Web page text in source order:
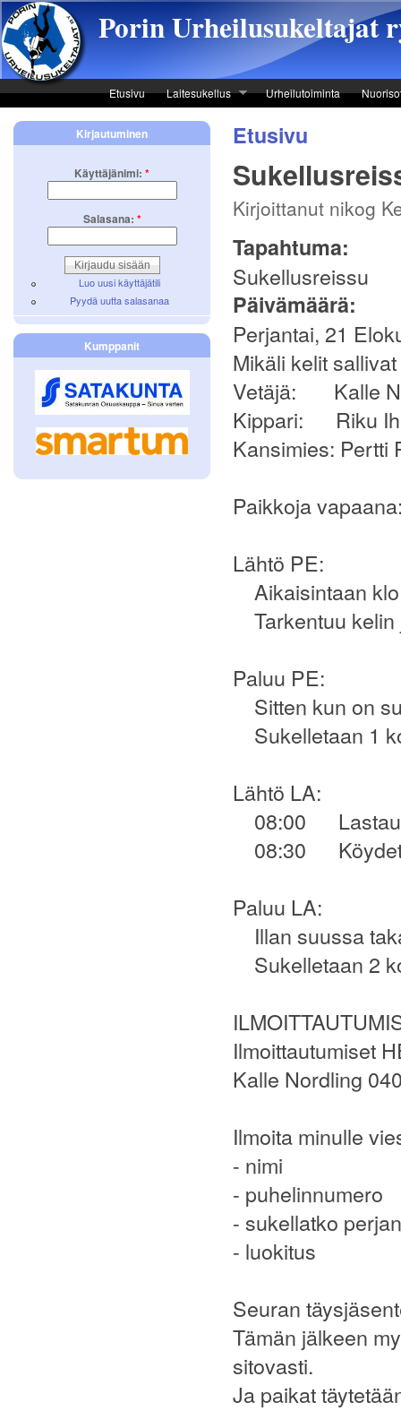
Skip to main content Porin Urheilusukeltajat
Etusivu Laitesukellus Urheilutoiminta
Etusivu
Kirjoittanut nikog
Tapahtuma:
Sukellusreissu
Päivämäärä:
Perjantai, 21
Mikäli kelit
Vetäjä: Kalle
Kippari: Riku
Kansimies: Pertti
Paikkoja
Lähtö PE:
Aikaisintaan
Tarkentuu kelin
Paluu PE:
Sitten kun on
Sukelletaan 1
Lähtö LA:
08:00
08:30 Köydet
Paluu LA:
Illan suussa
Sukelletaan 2
Ilmoittautumiset
Kalle Nordling
Ilmoita minulle
- nimi
- puhelinnumero
- sukellatko
- luokitus
Seuran
Tämän jälkeen
sitovasti.
Ja paikat
Kirjautuminen
Käyttäjänimi: *
Salasana: *
Luo uusi käyttäjätili
Pyydä uutta salasanaa
Kumppanit